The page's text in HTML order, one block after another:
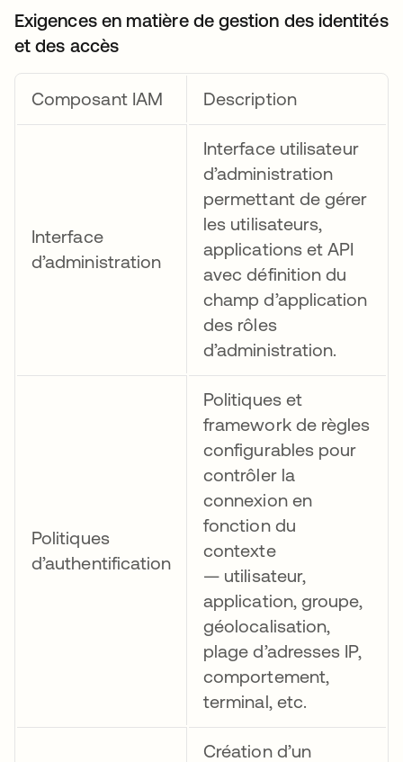
Exigences en matière de gestion des identités
et des accès
Composant IAM Description
Interface
d’administration
Interface utilisateur
d’administration
permettant de gérer
les utilisateurs,
applications et API
avec définition du
champ d’application
des rôles
d’administration.
Politiques
d’authentification
Politiques et
framework de règles
configurables pour
contrôler la
connexion en
fonction du
contexte
— utilisateur,
application, groupe,
géolocalisation,
plage d’adresses IP,
comportement,
terminal, etc.
Création d’un